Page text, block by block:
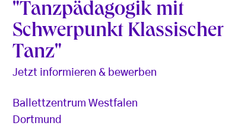
"Tanzpädagogik mit
Schwerpunkt Klassischer
Tanz"
Jetzt informieren & bewerben
Ballettzentrum Westfalen
Dortmund